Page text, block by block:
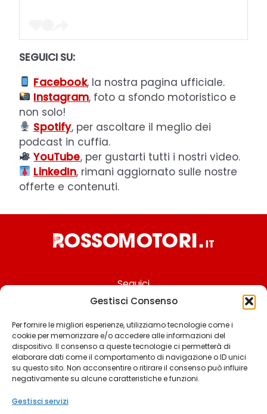
Gestisci Consenso
Per fornire le migliori esperienze, utilizziamo tecnologie come i
cookie per memorizzare e/o accedere alle informazioni del
dispositivo. Il consenso a queste tecnologie ci permetterà di
elaborare dati come il comportamento di navigazione o ID unici
su questo sito. Non acconsentire o ritirare il consenso può influire
negativamente su alcune caratteristiche e funzioni.
Gestisci servizi
SEGUICI SU:
Facebook, la nostra pagina ufficiale.
Instagram, foto a sfondo motoristico e
non solo!
Spotify, per ascoltare il meglio dei
podcast in cuffia.
YouTube, per gustarti tutti i nostri video.
LinkedIn, rimani aggiornato sulle nostre
offerte e contenuti.
Seguici
Chi siamo
Contattaci
Termini & Condizioni